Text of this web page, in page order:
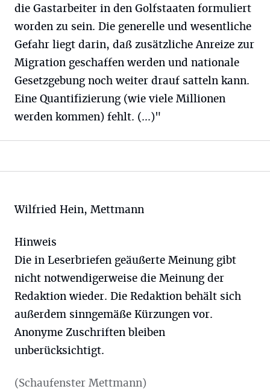
die Gastarbeiter in den Golfstaaten formuliert
worden zu sein. Die generelle und wesentliche
Gefahr liegt darin, daß zusätzliche Anreize zur
Migration geschaffen werden und nationale
Gesetzgebung noch weiter drauf satteln kann.
Eine Quantifizierung (wie viele Millionen
werden kommen) fehlt. (...)"
Wilfried Hein, Mettmann
Hinweis
Die in Leserbriefen geäußerte Meinung gibt
nicht notwendigerweise die Meinung der
Redaktion wieder. Die Redaktion behält sich
außerdem sinngemäße Kürzungen vor.
Anonyme Zuschriften bleiben
unberücksichtigt.
(Schaufenster Mettmann)